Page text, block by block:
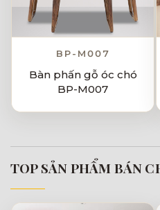
BP-M007
Bàn phấn gỗ óc chó
BP-M007
TOP SẢN PHẨM BÁN